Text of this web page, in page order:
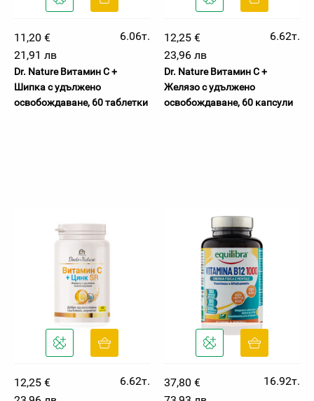
11,20 €
6.06т.
21,91 лв
Dr. Nature Витамин C +
Шипка с удължено
освобождаване, 60 таблетки
12,25 €
6.62т.
23,96 лв
Dr. Nature Витамин C +
Желязо с удължено
освобождаване, 60 капсули
12,25 €
6.62т.
37,80 €
16.92т.